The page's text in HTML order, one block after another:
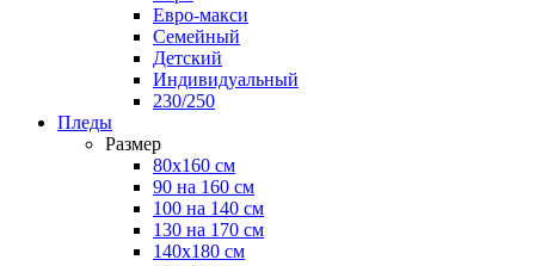
Евро-макси
Семейный
Детский
Индивидуальный
230/250
Пледы
Размер
80х160 см
90 на 160 см
100 на 140 см
130 на 170 см
140х180 см